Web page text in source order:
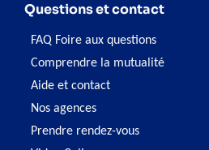
Questions et contact
FAQ Foire aux questions
Comprendre la mutualité
Aide et contact
Nos agences
Prendre rendez-vous